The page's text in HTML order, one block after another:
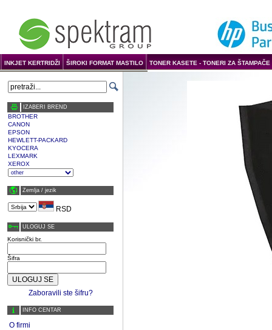
INKJET KERTRIDŽI ŠIROKI FORMAT MASTILO TONER KASETE - TONERI ZA
IZABERI BREND
BROTHER
CANON
EPSON
HEWLETT-PACKARD
KYOCERA
LEXMARK
XEROX
Zemlja / јezik
RSD
ULOGUJ SE
Korisnički br.
Šifra
Zaboravili ste šifru?
INFO CENTAR
O firmi